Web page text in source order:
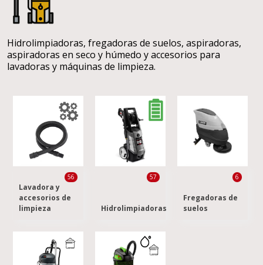
Hidrolimpiadoras, fregadoras de suelos, aspiradoras,
aspiradoras en seco y húmedo y accesorios para
lavadoras y máquinas de limpieza.
Lavadora y
accesorios de
limpieza
56
Hidrolimpiadoras
57
Fregadoras de
suelos
6